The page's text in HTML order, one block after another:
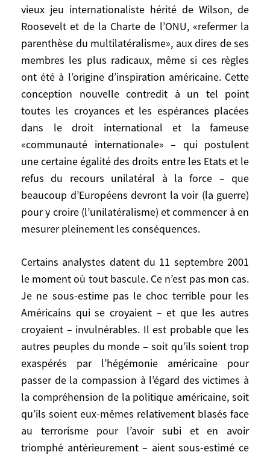
vieux jeu internationaliste hérité de Wilson, de
Roosevelt et de la Charte de l’ONU, «refermer la
parenthèse du multilatéralisme», aux dires de ses
membres les plus radicaux, même si ces règles
ont été à l’origine d’inspiration américaine. Cette
conception nouvelle contredit à un tel point
toutes les croyances et les espérances placées
dans le droit international et la fameuse
«communauté internationale» – qui postulent
une certaine égalité des droits entre les Etats et le
refus du recours unilatéral à la force – que
beaucoup d’Européens devront la voir (la guerre)
pour y croire (l’unilatéralisme) et commencer à en
mesurer pleinement les conséquences.
Certains analystes datent du 11 septembre 2001
le moment où tout bascule. Ce n’est pas mon cas.
Je ne sous-estime pas le choc terrible pour les
Américains qui se croyaient – et que les autres
croyaient – invulnérables. Il est probable que les
autres peuples du monde – soit qu’ils soient trop
exaspérés par l’hégémonie américaine pour
passer de la compassion à l’égard des victimes à
la compréhension de la politique américaine, soit
qu’ils soient eux-mêmes relativement blasés face
au terrorisme pour l’avoir subi et en avoir
triomphé antérieurement – aient sous-estimé ce
inspirateurs aiment à se définir eux-
mêmes, mais réactionnaire et contre-
révolutionnaire. Elle ne veut pas conserver,
mais prétend renverser les règles du vieux
jeu internationaliste hérité de Wilson, de
Roosevelt et de la Charte de l’ONU,
«refermer la parenthèse du
multilatéralisme», aux dires de ses
membres les plus radicaux, même si ces
règles ont été à l’origine d’inspiration
américaine. Cette conception nouvelle
contredit à un tel point toutes les
croyances et les espérances placées dans
le droit international et la fameuse
«communauté internationale» – qui
entre les Etats et le refus du recours
unilatéral à la force – que beaucoup
d’Européens devront la voir (la guerre)
pour y croire (l’unilatéralisme) et
commencer à en mesurer pleinement les
conséquences.
Certains analystes datent du 11 septembre
2001 le moment où tout bascule. Ce n’est
pas mon cas. Je ne sous-estime pas le
choc terrible pour les Américains qui se
croyaient – et que les autres croyaient –
invulnérables. Il est probable que les